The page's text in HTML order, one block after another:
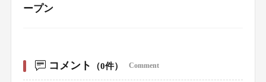
ープン
コメント （0件） Comment